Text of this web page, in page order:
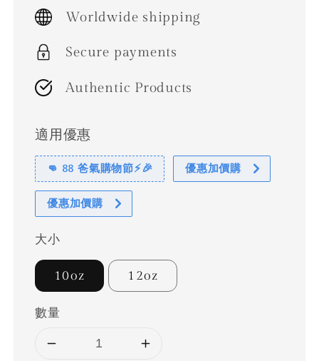
Worldwide shipping
Secure payments
Authentic Products
適用優惠
👊 88 爸氣購物節⚡🎉 優惠加價購
優惠加價購
大小
10oz 12oz
數量